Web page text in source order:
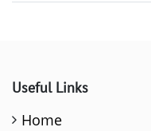
Useful Links
Home